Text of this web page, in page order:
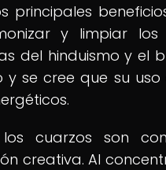
principales
y limpiar
del hinduismo y el
y se cree que su
los cuarzos son
creativa. Al